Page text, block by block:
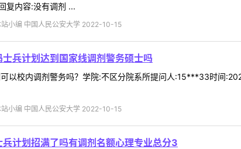
复内容:没有调剂 ...
站小编 中国人民公安大学 2022-10-15
兵计划达到国家线调剂警务硕士吗
以校内调剂警务吗？学院:不区分院系所提问人:15***33时间
站小编 中国人民公安大学 2022-10-15
计划招满了吗有调剂名额心理专业总分3